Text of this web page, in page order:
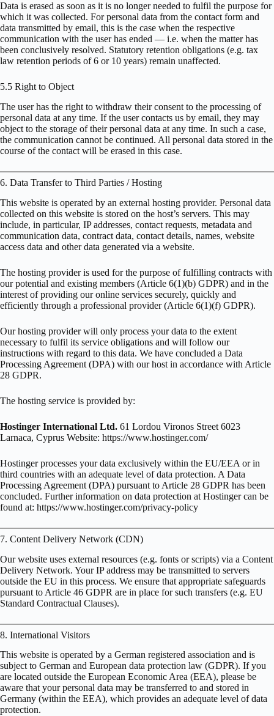
Data is erased as soon as it is no longer needed to fulfil the purpose for
which it was collected. For personal data from the contact form and
data transmitted by email, this is the case when the respective
communication with the user has ended — i.e. when the matter has
been conclusively resolved. Statutory retention obligations (e.g. tax
law retention periods of 6 or 10 years) remain unaffected.
5.5 Right to Object
The user has the right to withdraw their consent to the processing of
personal data at any time. If the user contacts us by email, they may
object to the storage of their personal data at any time. In such a case,
the communication cannot be continued. All personal data stored in the
course of the contact will be erased in this case.
6. Data Transfer to Third Parties / Hosting
This website is operated by an external hosting provider. Personal data
collected on this website is stored on the host’s servers. This may
include, in particular, IP addresses, contact requests, metadata and
communication data, contract data, contact details, names, website
access data and other data generated via a website.
The hosting provider is used for the purpose of fulfilling contracts with
our potential and existing members (Article 6(1)(b) GDPR) and in the
interest of providing our online services securely, quickly and
efficiently through a professional provider (Article 6(1)(f) GDPR).
Our hosting provider will only process your data to the extent
necessary to fulfil its service obligations and will follow our
instructions with regard to this data. We have concluded a Data
Processing Agreement (DPA) with our host in accordance with Article
28 GDPR.
The hosting service is provided by:
Hostinger International Ltd. 61 Lordou Vironos Street 6023
Larnaca, Cyprus Website: https://www.hostinger.com/
Hostinger processes your data exclusively within the EU/EEA or in
third countries with an adequate level of data protection. A Data
Processing Agreement (DPA) pursuant to Article 28 GDPR has been
concluded. Further information on data protection at Hostinger can be
found at: https://www.hostinger.com/privacy-policy
7. Content Delivery Network (CDN)
Our website uses external resources (e.g. fonts or scripts) via a Content
Delivery Network. Your IP address may be transmitted to servers
outside the EU in this process. We ensure that appropriate safeguards
pursuant to Article 46 GDPR are in place for such transfers (e.g. EU
Standard Contractual Clauses).
8. International Visitors
This website is operated by a German registered association and is
subject to German and European data protection law (GDPR). If you
are located outside the European Economic Area (EEA), please be
aware that your personal data may be transferred to and stored in
Germany (within the EEA), which provides an adequate level of data
protection.